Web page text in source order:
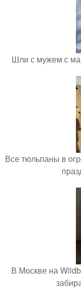
Шли с мужем с
Все тюльпаны в
В Москве на